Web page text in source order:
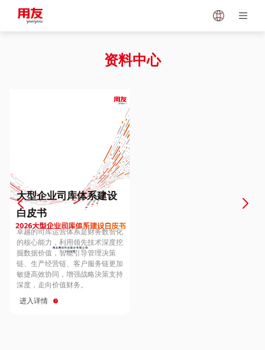
Vietnam
Europe
Hungary
Hong Kong
资料中心
大型企业司库体系建设
白皮书
卓越的司库运营体系是财务数智化
的核心能力，利用领先技术深度挖
掘数据价值，智能引导管理决策
链、生产经营链、客户服务链更加
敏捷高效协同，增强战略決策支持
深度，走向价值财务。
进入详情